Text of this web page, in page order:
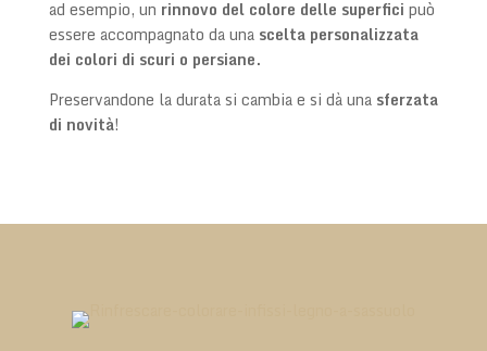
ad esempio, un rinnovo del colore delle superfici può
essere accompagnato da una scelta personalizzata
dei colori di scuri o persiane.
Preservandone la durata si cambia e si dà una sferzata
di novità!